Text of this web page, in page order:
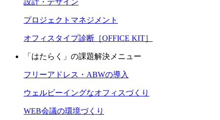
設計・デザイン
プロジェクトマネジメント
オフィスタイプ診断［OFFICE KIT］
「はたらく」の課題解決メニュー
フリーアドレス・ABWの導入
ウェルビーイングなオフィスづくり
WEB会議の環境づくり